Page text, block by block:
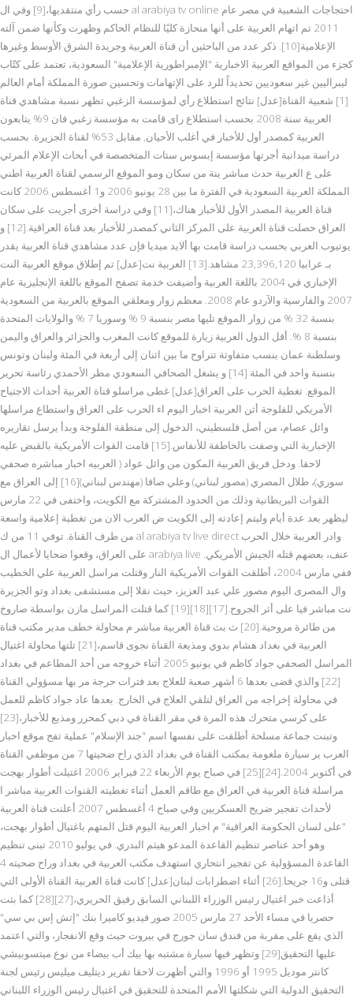
حسب رأي منتقديها،[9] وفي ال al arabiya tv online احتجاجات الشعبية في مصر عام
2011 تم اتهام العربية على أنها منحازة كليًا للنظام الحاكم وظهرت وكأنها ضمن آلته
الإعلامية[10]. ذكر عدد من الباحثين أن قناة العربية وجريدة الشرق الأوسط وغيرها
كجزء من المواقع العربية الاخبارية "الإمبراطورية الإعلامية" السعودية، تعتمد على كتّاب
ليبراليين غير سعوديين تحديداً للرد على الإتهامات وتحسين صورة المملكة أمام العالم
[1] شعبية القناة[عدل] نتائج استطلاع رأي لمؤسسة الزغبي تظهر نسبة مشاهدي قناة
العربية سنة 2008 بحسب استطلاع راى قامت به مؤسسة زغبي فان 9% يتابعون
العربية كمصدر أول للأخبار في أغلب الأحيان, مقابل 53% لقناة الجزيرة. بحسب
دراسة ميدانية أجرتها مؤسسة إبسوس ستات المتخصصة في أبحاث الإعلام المرئي
على ع العربية حدث مباشر ينة من سكان ومو الموقع الرسمي لقناة العربية اطني
المملكة العربية السعودية في الفترة ما بين 28 يونيو 2006 و1 أغسطس 2006 كانت
قناة العربية المصدر الأول للأخبار هناك،[11] وفي دراسة أخرى أجريت على سكان
العراق حصلت قناة العربية على المركز الثاني كمصدر للأخبار بعد قناة العراقية.[12] و
يوتيوب العربي بحسب دراسة قامت بها ألايد ميديا فإن عدد مشاهدي قناة العربية يقدر
بـ عرابيا 23,396,120 مشاهد.[13] العربية نت[عدل] تم إطلاق موقع العربية النت
الإخباري في 2004 باللغة العربية وأضيفت خدمة تصفح الموقع باللغة الإنجليزية عام
2007 والفارسية والآردو عام 2008. معظم زوار ومعلقي الموقع بالعربية من السعودية
بنسبة 32 % من زوار الموقع تليها مصر بنسبة 9 % وسوريا 7 % والولايات المتحدة
بنسبة 8 %. أقل الدول العربية زيارة للموقع كانت المغرب والجزائر والعراق واليمن
وسلطنة عمان بنسب متفاوتة تتراوح ما بين اثنان إلى أربعة في المئة ولبنان وتونس
بنسبة واحد في المئة [14] و يشغل الصحافي السعودي مطر الأحمدي رئاسة تحرير
الموقع. تغطية الحرب على العراق[عدل] غطى مراسلو قناة العربية أحداث الاجتياح
الأمريكي للفلوجة أثن العربية اخبار اليوم اء الحرب على العراق واستطاع مراسلها
وائل عصام، من أصل فلسطيني، الدخول إلى منطقة الفلوجة وبدأ يرسل تقاريره
الإخبارية التي وصفت بالخاطفة للأنفاس.[15] قامت القوات الأمريكية بالقبض عليه
لاحقا. ودخل فريق العربية المكون من وائل عواد ( العربيه اخبار مباشره صحفي
سوري)، طلال المصري (مصور لبناني) وعلي صافا (مهندس لبناني)[16] إلى العراق مع
القوات البريطانية وذلك من الحدود المشتركة مع الكويت، واختفى في 22 مارس
ليظهر بعد عدة أيام وليتم إعادته إلى الكويت ض العرب الان من تغطية إعلامية واسعة
من طرف القناة. توفي 11 من ك al arabiya tv live direct وادر العربية خلال الحرب
على العراق، وقعوا ضحايا لأعمال ال arabiya live عنف، بعضهم قتله الجيش الأمريكي.
ففي مارس 2004، أطلقت القوات الأمريكية النار وقتلت مراسل العربية علي الخطيب
وال المصرى اليوم مصور علي عبد العزيز، حيث نقلا إلى مستشفى بغداد وتو الجزيرة
نت مباشر فيا على أثر الجروح.[17][18][19] كما قتلت المراسل مازن بواسطة صاروخ
من طائرة مروحية.[20] ث بث قناة العربية مباشر م محاولة خطف مدير مكتب قناة
العربية في بغداد هشام بدوي ومذيعة القناة نجوى قاسم،[21] تلتها محاولة اغتيال
المراسل الصحفي جواد كاظم في يونيو 2005 أثناء خروجه من أحد المطاعم في بغداد
[22] والذي قضى بعدها 6 أشهر صعبة للعلاج بعد فترات حرجة مر بها مسؤولي القناة
في محاولة إخراجه من العراق لتلقي العلاج في الخارج. بعدها عاد جواد كاظم للعمل
على كرسي متحرك هذه المرة في مقر القناة في دبي كمحرر ومذيع للأخبار،[23]
وتبنت جماعة مسلحة أطلقت على نفسها اسم "جند الإسلام" عملية تفج موقع اخبار
العرب ير سيارة ملغومة بمكتب القناة في بغداد الذي راح ضحيتها 7 من موظفي القناة
في أكتوبر 2004.[24][25] في صباح يوم الأربعاء 22 فبراير 2006 اغتيلت أطوار بهجت
مراسلة قناة العربية في العراق مع طاقم العمل أثناء تغطيته القنوات العربية مباشر ا
لأحداث تفجير ضريح العسكريين وفي صباح 4 أغسطس 2007 أعلنت قناة العربية
"على لسان الحكومة العراقية" م اخبار العربية اليوم قتل المتهم باغتيال أطوار بهجت،
وهو أحد عناصر تنظيم القاعدة المدعو هيثم البدري. في يوليو 2010 تبنى تنظيم
القاعدة المسؤولية عن تفجير انتحاري استهدف مكتب العربية في بغداد وراح ضحيته 4
قتلى و16 جريحا.[26] أثناء اضطرابات لبنان[عدل] كانت قناة العربية القناة الأولى التي
أذاعت خبر اغتيال رئيس الوزراء اللبناني السابق رفيق الحريري،[27][28] كما بثت
حصريا في مساء الأحد 27 مارس 2005 صور فيديو كاميرا بنك "إتش إس بي سي"
الذي يقع على مقربة من فندق سان جورج في بيروت حيث وقع الانفجار، والتي اعتمد
عليها التحقيق[29] وتظهر فيها سيارة مشتبه بها بيك أب بيضاء من نوع ميتسوبيشي
كانتر موديل 1995 أو 1996 والتي أظهرت لاحقا تقرير ديتليف ميليس رئيس لجنة
التحقيق الدولية التي شكلتها الأمم المتحدة للتحقيق في اغتيال رئيس الوزراء اللبناني